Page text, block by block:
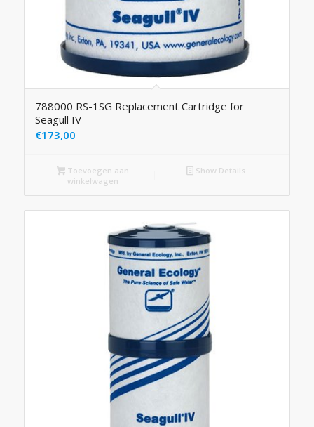
788000 RS-1SG Replacement Cartridge for
Seagull IV
€173,00
Toevoegen aan
winkelwagen
Show Details